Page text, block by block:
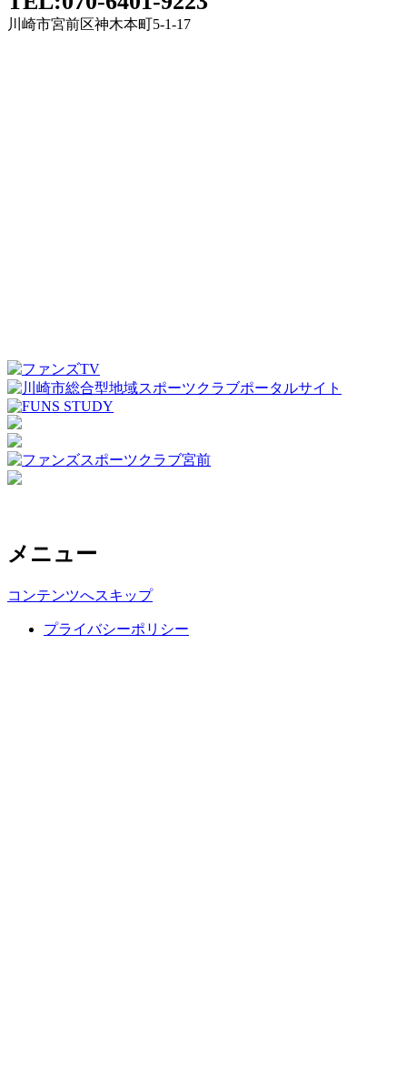
川崎市宮前区神木本町5-1-17
メニュー
コンテンツへスキップ
プライバシーポリシー